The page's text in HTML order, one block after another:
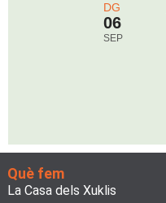
DG
06
SEP
Què fem
La Casa dels Xuklis